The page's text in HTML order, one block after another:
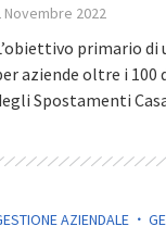
Novembre 2022
primario di
aziende oltre i 100
Spostamenti
AZIENDALE